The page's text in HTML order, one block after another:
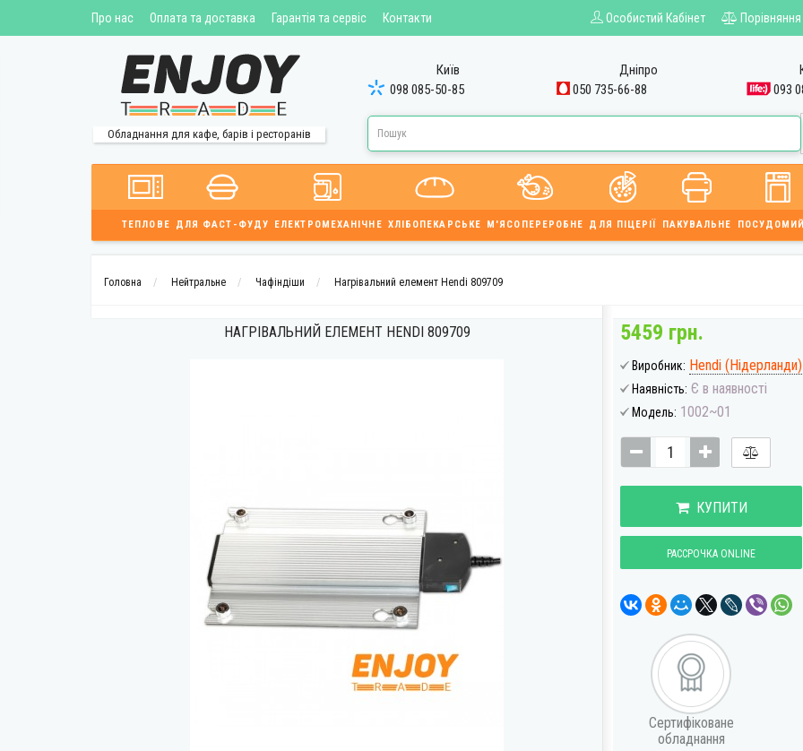
Про нас Оплата та доставка Гарантія та сервіс Контакти Особистий Кабінет
Обладнання для кафе, барів і ресторанів
Київ
098 085-50-85
Дніпро
050 735-66-88
093
ТЕПЛОВЕ ДЛЯ ФАСТ-ФУДУ ЕЛЕКТРОМЕХАНІЧНЕ ХЛІБОПЕКАРСЬКЕ М'ЯСОПЕРЕРОБНЕ ДЛЯ ПІЦЕРІЇ ПАКУВАЛЬНЕ
Головна Нейтральне Чафіндіши Нагрівальний елемент Hendi 809709
НАГРІВАЛЬНИЙ ЕЛЕМЕНТ HENDI 809709 5459 грн.
Виробник: Hendi (Нідерланди)
Наявність: Є в наявності
Модель: 1002~01
КУПИТИ
РАССРОЧКА ONLINE
Сертифіковане
обладнання